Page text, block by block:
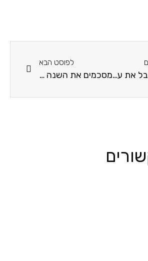
לאהוב ולקבל את עצמי
לפוסט הבא
מסכמים את השנה באווירת עונת הקיץ